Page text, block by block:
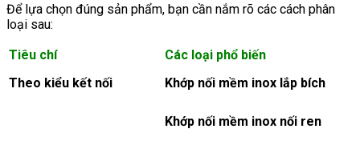
Để lựa chọn đúng sản phẩm, bạn cần nắm rõ các cách phân
loại sau:
Tiêu chí
Các loại phổ biến
Theo kiểu kết nối
Khớp nối mềm inox lắp bích
Khớp nối mềm inox nối ren